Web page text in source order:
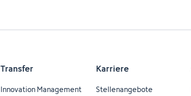
Transfer
Innovation Management
Karriere
Stellenangebote